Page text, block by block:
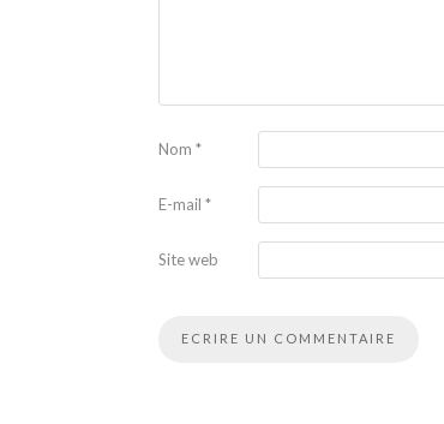
Nom *
E-mail *
Site web